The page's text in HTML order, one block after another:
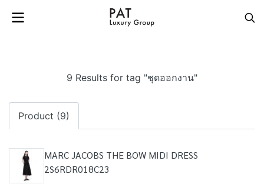
9 Results for tag "ชุดออกงาน"
Product (9)
MARC JACOBS THE BOW MIDI DRESS
2S6RDR018C23